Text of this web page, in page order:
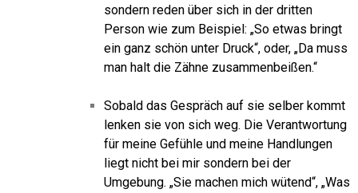
sondern reden über sich in der dritten
Person wie zum Beispiel: „So etwas bringt
ein ganz schön unter Druck“, oder, „Da muss
man halt die Zähne zusammenbeißen.“
Sobald das Gespräch auf sie selber kommt
lenken sie von sich weg. Die Verantwortung
für meine Gefühle und meine Handlungen
liegt nicht bei mir sondern bei der
Umgebung. „Sie machen mich wütend“, „Was